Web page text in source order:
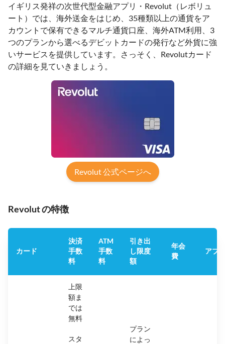
イギリス発祥の次世代型金融アプリ・Revolut（レボリュ
ート）では、海外送金をはじめ、35種類以上の通貨をア
カウントで保有できるマルチ通貨口座、海外ATM利用、3
つのプランから選べるデビットカードの発行など外貨に強
いサービスを提供しています。さっそく、Revolutカード
の詳細を見ていきましょう。
Revolut 公式ページへ
Revolut の特徴
カード
決済
手数
料
ATM
手数
料
引き出
し限度
額
年会
費
アプ
上限
額ま
では
無料
スタ
プラン
によっ